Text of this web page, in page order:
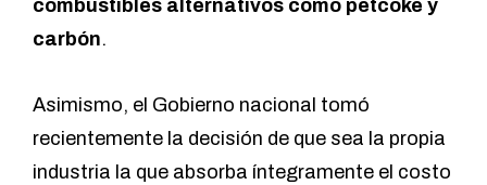
combustibles alternativos como petcoke y
carbón.
Asimismo, el Gobierno nacional tomó
recientemente la decisión de que sea la propia
industria la que absorba íntegramente el costo